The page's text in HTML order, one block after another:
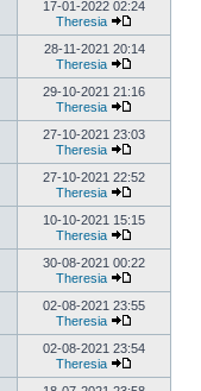
17-01-2022 02:24
Theresia
28-11-2021 20:14
Theresia
29-10-2021 21:16
Theresia
27-10-2021 23:03
Theresia
27-10-2021 22:52
Theresia
10-10-2021 15:15
Theresia
30-08-2021 00:22
Theresia
02-08-2021 23:55
Theresia
02-08-2021 23:54
Theresia